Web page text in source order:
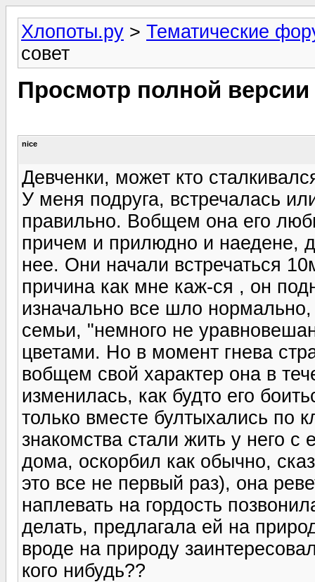
Хлопоты.ру > Тематические
совет
Просмотр полной
nice
Девченки, может кто
У меня подруга, встречалась
правильно. Вобщем она его
причем и прилюдно и наедене,
нее. Они начали встречаться
причина как мне каж-ся , он
изначально все шло
семьи, "немного не
цветами. Но в момент гнева
вобщем свой характер она в
изменилась, как будто его
только вместе бултыхались по
знакомства стали жить у него с
дома, оскорбил как обычно,
это все не первый раз), она
наплевать на гордость
делать, предлагала ей на
вроде на природу
кого нибудь??